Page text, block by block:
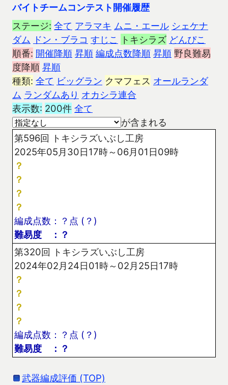
バイトチームコンテスト開催履歴
ステージ: 全て アラマキ ムニ・エール シェケナ
ダム ドン・ブラコ すじこ トキシラズ どんぴこ
順番: 開催降順 昇順 編成点数降順 昇順 野良難易
度降順 昇順
種類: 全て ビッグラン クマフェス オールランダ
ム ランダムあり オカシラ連合
表示数: 200件 全て
が含まれる
第596回 トキシラズいぶし工房
2025年05月30日17時～06月01日09時
？
？
？
？
編成点数：？点 (？)
難易度 ：？
第320回 トキシラズいぶし工房
2024年02月24日01時～02月25日17時
？
？
？
？
編成点数：？点 (？)
難易度 ：？
武器編成評価 (TOP)